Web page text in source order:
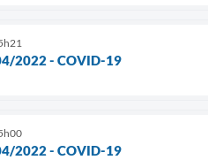
2022 - COVID-19
2022 - COVID-19